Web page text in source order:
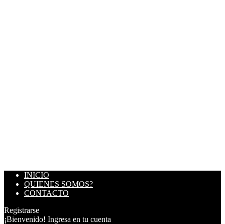
INICIO
QUIENES SOMOS?
CONTACTO
Registrarse
¡Bienvenido! Ingresa en tu cuenta